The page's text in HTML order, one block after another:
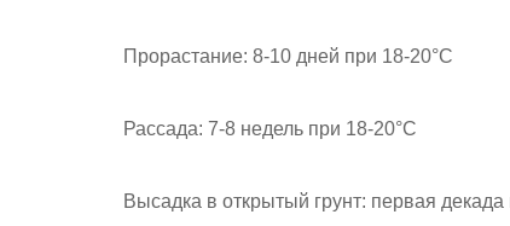
Прорастание: 8-10 дней при 18-20°С
Рассада: 7-8 недель при 18-20°С
Высадка в открытый грунт: первая